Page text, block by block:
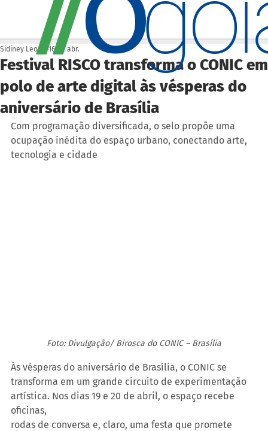
Festival RISCO transforma o CONIC em
polo de arte digital às vésperas do
aniversário de Brasília
Sidiney Leonis 16 de abr.
Com programação diversificada, o selo propõe uma
ocupação inédita do espaço urbano, conectando arte,
tecnologia e cidade
Foto: Divulgação/ Birosca do CONIC – Brasília
Às vésperas do aniversário de Brasília, o CONIC se
transforma em um grande circuito de experimentação
artística. Nos dias 19 e 20 de abril, o espaço recebe
oficinas,
rodas de conversa e, claro, uma festa que promete